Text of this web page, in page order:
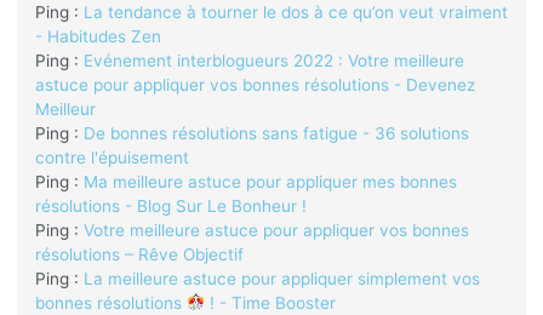
Ping : La tendance à tourner le dos à ce qu’on veut vraiment
- Habitudes Zen
Ping : Evénement interblogueurs 2022 : Votre meilleure
astuce pour appliquer vos bonnes résolutions - Devenez
Meilleur
Ping : De bonnes résolutions sans fatigue - 36 solutions
contre l'épuisement
Ping : Ma meilleure astuce pour appliquer mes bonnes
résolutions - Blog Sur Le Bonheur !
Ping : Votre meilleure astuce pour appliquer vos bonnes
résolutions – Rêve Objectif
Ping : La meilleure astuce pour appliquer simplement vos
bonnes résolutions
! - Time Booster